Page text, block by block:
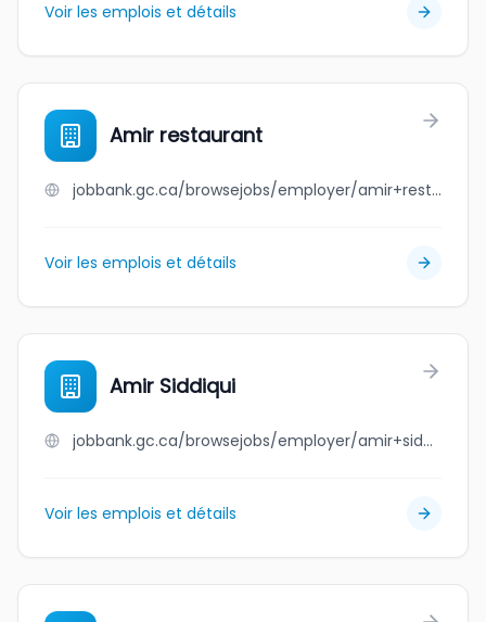
Voir les emplois et détails
Amir restaurant
jobbank.gc.ca/browsejobs/employer/amir+restaurant/ca
Voir les emplois et détails
Amir Siddiqui
jobbank.gc.ca/browsejobs/employer/amir+siddiqui/ca
Voir les emplois et détails